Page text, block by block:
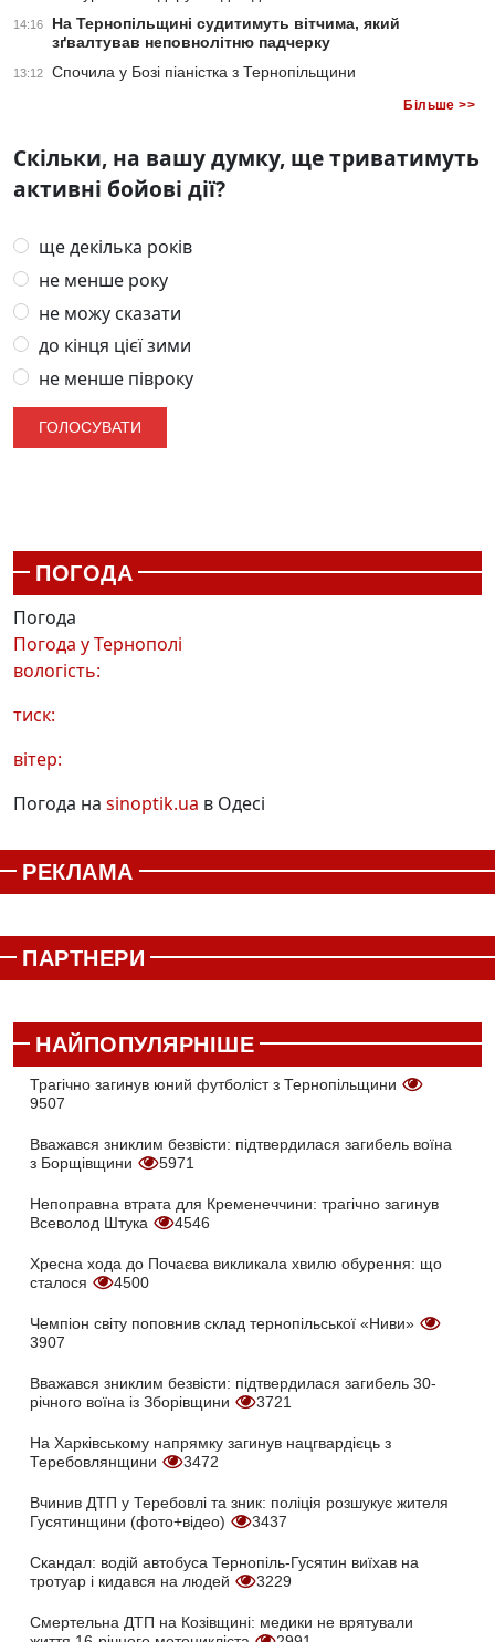
14:16
На Тернопільщині судитимуть вітчима, який
зґвалтував неповнолітню падчерку
13:12 Спочила у Бозі піаністка з Тернопільщини
Більше >>
Скільки, на вашу думку, ще триватимуть
активні бойові дії?
ще декілька років
не менше року
не можу сказати
до кінця цієї зими
не менше півроку
ПОГОДА
Погода
Погода уТернополі
вологість:
тиск:
вітер:
Погода на sinoptik.ua в Одесі
РЕКЛАМА
ПАРТНЕРИ
НАЙПОПУЛЯРНІШЕ
Трагічно загинув юний футболіст з Тернопільщини
9507
Вважався зниклим безвісти: підтвердилася загибель воїна
з Борщівщини
5971
Непоправна втрата для Кременеччини: трагічно загинув
Всеволод Штука
4546
Хресна хода до Почаєва викликала хвилю обурення: що
сталося
4500
Чемпіон світу поповнив склад тернопільської «Ниви»
3907
Вважався зниклим безвісти: підтвердилася загибель 30-
річного воїна із Зборівщини
3721
На Харківському напрямку загинув нацгвардієць з
Теребовлянщини
3472
Вчинив ДТП у Теребовлі та зник: поліція розшукує жителя
Гусятинщини (фото+відео)
3437
Скандал: водій автобуса Тернопіль-Гусятин виїхав на
тротуар і кидався на людей
3229
Смертельна ДТП на Козівщині: медики не врятували